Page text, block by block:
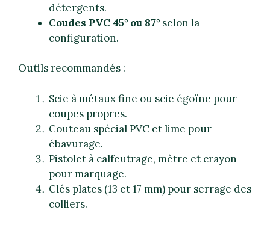
détergents.
Coudes PVC 45° ou 87° selon la
configuration.
Outils recommandés :
Scie à métaux fine ou scie égoïne pour
coupes propres.
Couteau spécial PVC et lime pour
ébavurage.
Pistolet à calfeutrage, mètre et crayon
pour marquage.
Clés plates (13 et 17 mm) pour serrage des
colliers.